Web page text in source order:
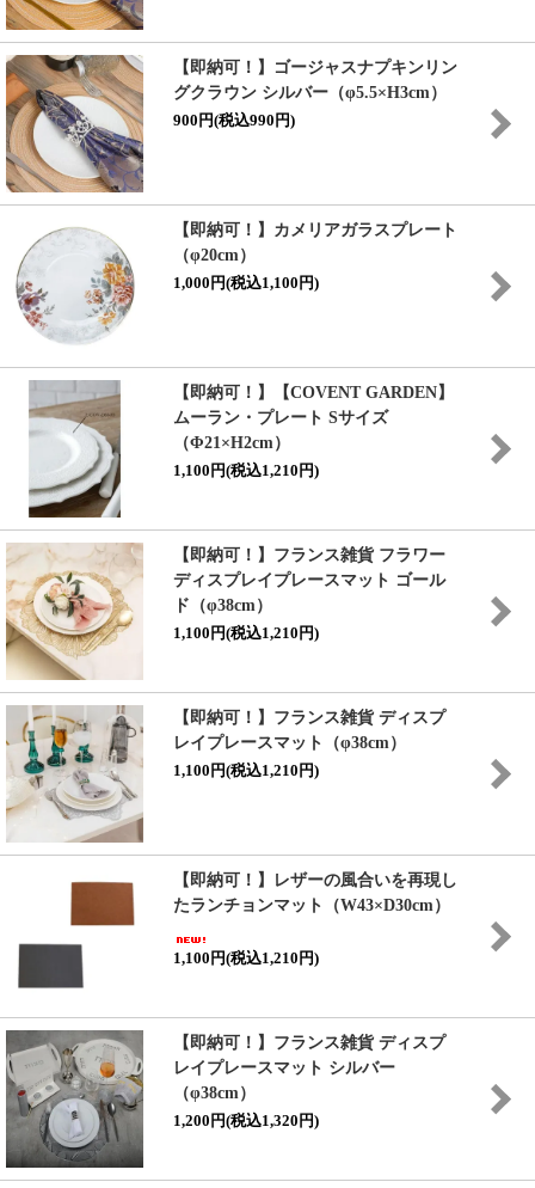
【即納可！】ゴージャスナプキンリン
グクラウン シルバー（φ5.5×H3cm）
900円(税込990円)
【即納可！】カメリアガラスプレート
（φ20cm）
1,000円(税込1,100円)
【即納可！】【COVENT GARDEN】
ムーラン・プレート Sサイズ
（Φ21×H2cm）
1,100円(税込1,210円)
【即納可！】フランス雑貨 フラワー
ディスプレイプレースマット ゴール
ド（φ38cm）
1,100円(税込1,210円)
【即納可！】フランス雑貨 ディスプ
レイプレースマット（φ38cm）
1,100円(税込1,210円)
【即納可！】レザーの風合いを再現し
たランチョンマット（W43×D30cm）
1,100円(税込1,210円)
【即納可！】フランス雑貨 ディスプ
レイプレースマット シルバー
（φ38cm）
1,200円(税込1,320円)